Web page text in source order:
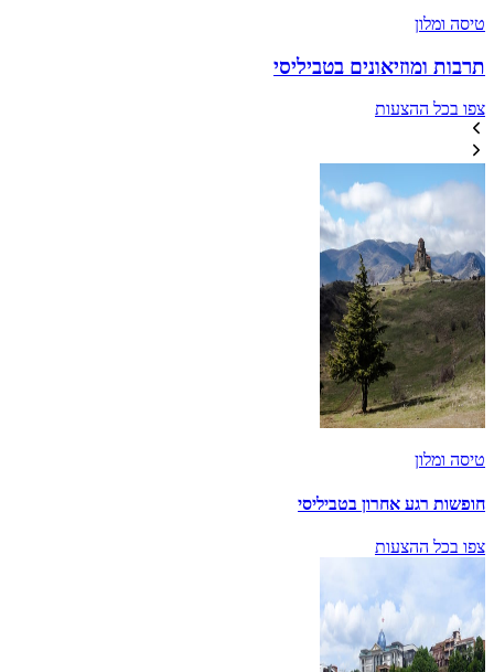
טיסה ומלון
תרבות ומוזיאונים בטביליסי
צפו בכל ההצעות
טיסה ומלון
חופשות רגע אחרון בטביליסי
צפו בכל ההצעות